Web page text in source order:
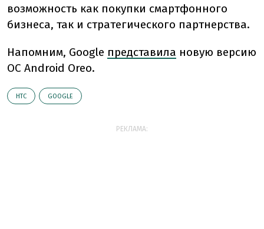
возможность как покупки смартфонного
бизнеса, так и стратегического партнерства.
Напомним, Google представила новую версию
ОС Android Oreo.
HTC GOOGLE
РЕКЛАМА: